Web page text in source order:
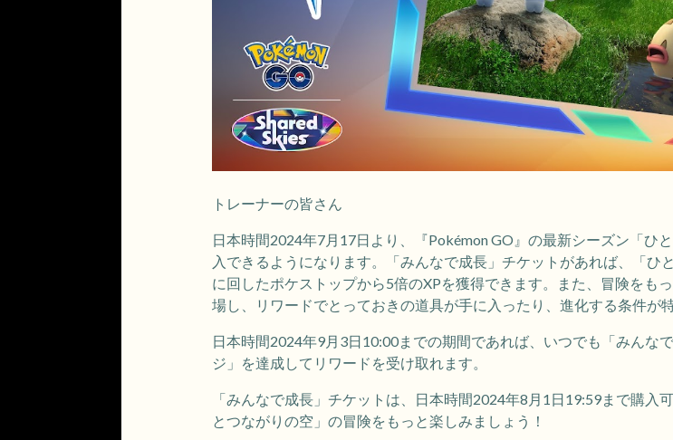
トレーナーの皆さん
日本時間2024年7月17日より、『Pokémon GO』の最新シーズン「ひ
入できるようになります。「みんなで成長」チケットがあれば、「
に回したポケストップから5倍のXPを獲得できます。また、冒険をも
場し、リワードでとっておきの道具が手に入ったり、進化する条件が
日本時間2024年9月3日10:00までの期間であれば、いつでも「みんな
ジ」を達成してリワードを受け取れます。
「みんなで成長」チケットは、日本時間2024年8月1日19:59まで購入
とつながりの空」の冒険をもっと楽しみましょう！